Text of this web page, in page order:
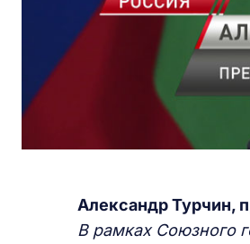
Александр Турчин,
В рамках Cоюзного